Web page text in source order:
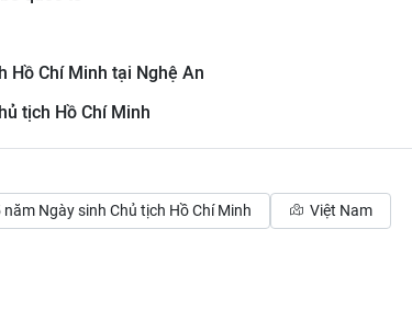
Hồ Chí Minh tại Nghệ An
tịch Hồ Chí Minh
năm Ngày sinh Chủ tịch Hồ Chí Minh Việt Nam